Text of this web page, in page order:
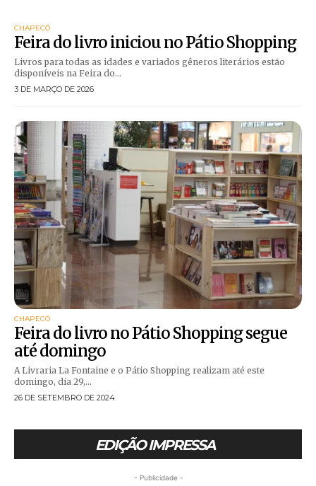
CHAPECÓ
Feira do livro iniciou no Pátio Shopping
Livros para todas as idades e variados gêneros literários estão
disponíveis na Feira do...
3 DE MARÇO DE 2026
CHAPECÓ
Feira do livro no Pátio Shopping segue
até domingo
A Livraria La Fontaine e o Pátio Shopping realizam até este
domingo, dia 29,...
26 DE SETEMBRO DE 2024
EDIÇÃO IMPRESSA
- Publicidade -